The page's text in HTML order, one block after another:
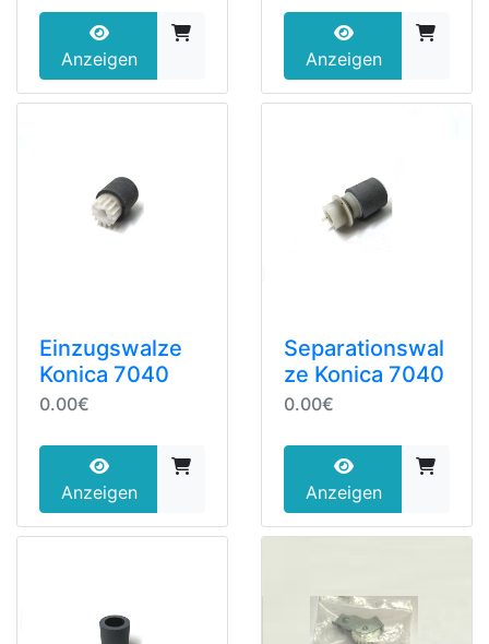
Anzeigen Anzeigen
Einzugswalze
Konica 7040
0.00€
Anzeigen
Separationswal
ze Konica 7040
0.00€
Anzeigen